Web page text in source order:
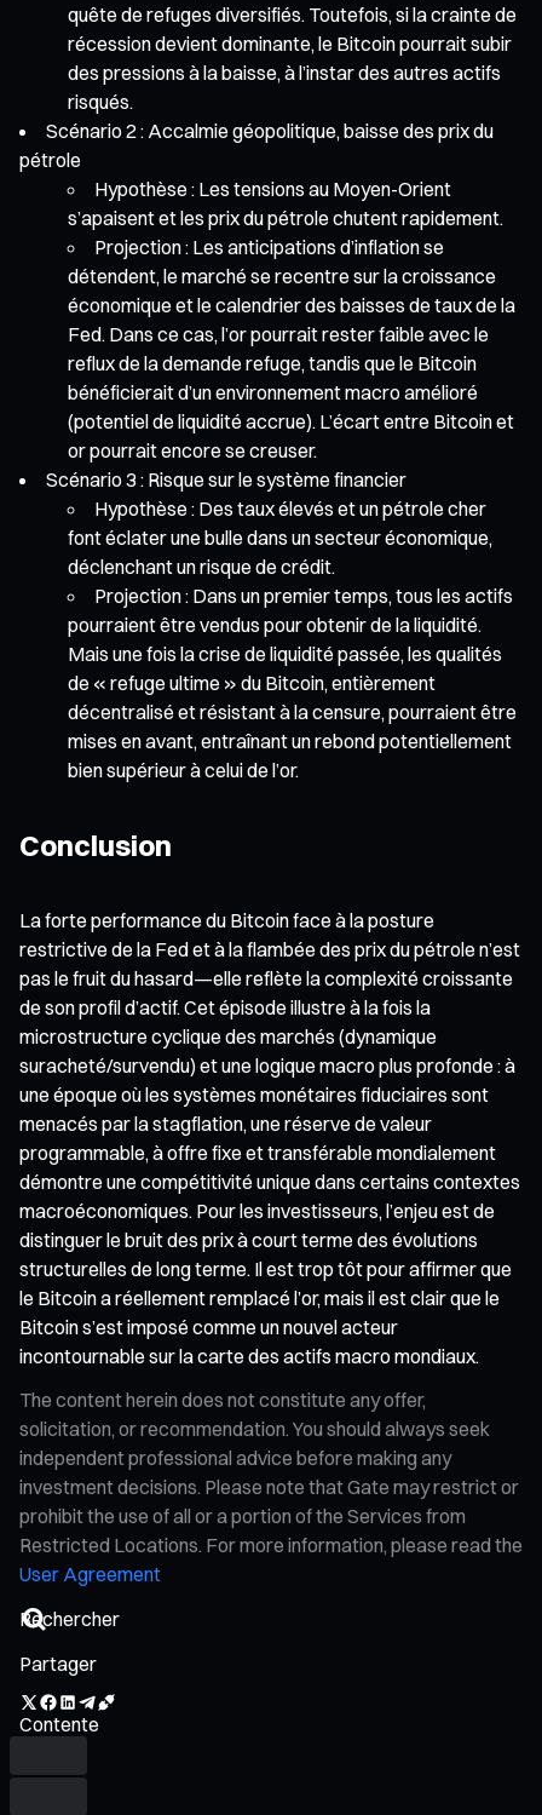
quête de refuges diversifiés. Toutefois, si la crainte de
récession devient dominante, le Bitcoin pourrait subir
des pressions à la baisse, à l’instar des autres actifs
risqués.
Scénario 2 : Accalmie géopolitique, baisse des prix du
pétrole
Hypothèse : Les tensions au Moyen-Orient
s’apaisent et les prix du pétrole chutent rapidement.
Projection : Les anticipations d’inflation se
détendent, le marché se recentre sur la croissance
économique et le calendrier des baisses de taux de la
Fed. Dans ce cas, l’or pourrait rester faible avec le
reflux de la demande refuge, tandis que le Bitcoin
bénéficierait d’un environnement macro amélioré
(potentiel de liquidité accrue). L’écart entre Bitcoin et
or pourrait encore se creuser.
Scénario 3 : Risque sur le système financier
Hypothèse : Des taux élevés et un pétrole cher
font éclater une bulle dans un secteur économique,
déclenchant un risque de crédit.
Projection : Dans un premier temps, tous les actifs
pourraient être vendus pour obtenir de la liquidité.
Mais une fois la crise de liquidité passée, les qualités
de « refuge ultime » du Bitcoin, entièrement
décentralisé et résistant à la censure, pourraient être
mises en avant, entraînant un rebond potentiellement
bien supérieur à celui de l’or.
Conclusion
La forte performance du Bitcoin face à la posture
restrictive de la Fed et à la flambée des prix du pétrole n’est
pas le fruit du hasard—elle reflète la complexité croissante
de son profil d’actif. Cet épisode illustre à la fois la
microstructure cyclique des marchés (dynamique
suracheté/survendu) et une logique macro plus profonde : à
une époque où les systèmes monétaires fiduciaires sont
menacés par la stagflation, une réserve de valeur
programmable, à offre fixe et transférable mondialement
démontre une compétitivité unique dans certains contextes
macroéconomiques. Pour les investisseurs, l’enjeu est de
distinguer le bruit des prix à court terme des évolutions
structurelles de long terme. Il est trop tôt pour affirmer que
le Bitcoin a réellement remplacé l’or, mais il est clair que le
Bitcoin s’est imposé comme un nouvel acteur
incontournable sur la carte des actifs macro mondiaux.
The content herein does not constitute any offer,
solicitation, or recommendation. You should always seek
independent professional advice before making any
investment decisions. Please note that Gate may restrict or
prohibit the use of all or a portion of the Services from
Restricted Locations. For more information, please read the
User Agreement
Partager
Contente